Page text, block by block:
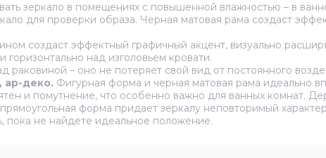
зеркало в помещениях с повышенной влажностью – в
для проверки образа. Черная матовая рама создаст
создаст эффектный графичный акцент, визуально
над изголовьем кровати.
раковиной – оно не потеряет свой вид от постоянного
ар-деко. Фигурная форма и черная матовая рама идеально
и помутнение, что особенно важно для ванных комнат.
форма придает зеркалу неповторимый
пока не найдете идеальное положение.